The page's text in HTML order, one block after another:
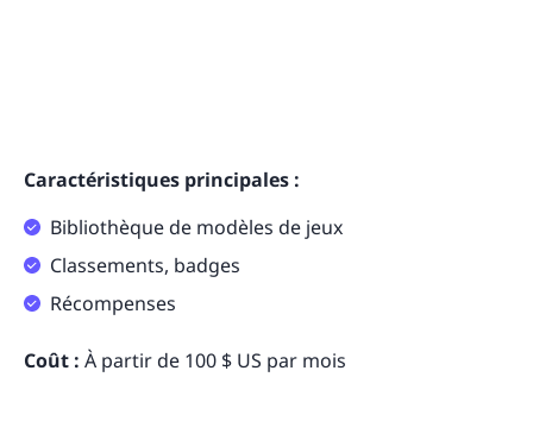
Caractéristiques principales :
Bibliothèque de modèles de jeux
Classements, badges
Récompenses
Coût : À partir de 100 $ US par mois